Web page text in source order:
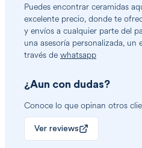
Puedes encontrar ceramidas
excelente precio, donde te
y envíos a cualquier parte del
una asesoría personalizada, un
través de whatsapp
¿Aun con dudas?
Conoce lo que opinan otros
Ver reviews